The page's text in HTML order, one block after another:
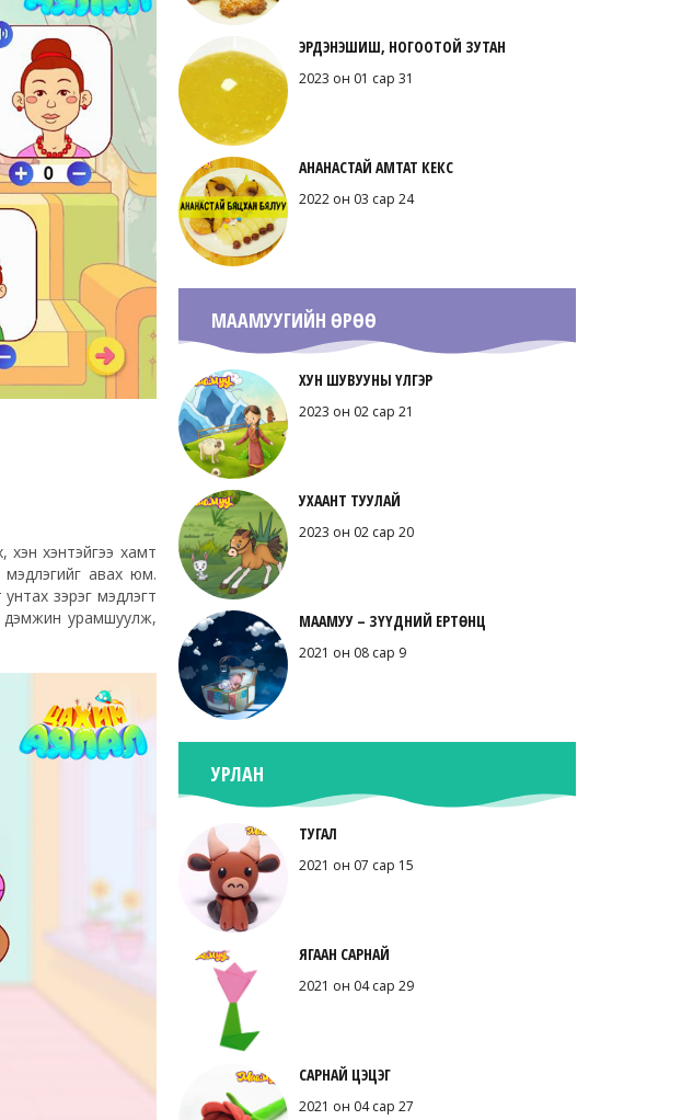
хэн хэнтэйгээ хамт
мэдлэгийг авах юм.
зэрэг мэдлэгт
дэмжин урамшуулж,
ЭРДЭНЭШИШ, НОГООТОЙ ЗУТАН
2023 он 01 сар 31
АНАНАСТАЙ АМТАТ КЕКС
2022 он 03 сар 24
МААМУУГИЙН ӨРӨӨ
ХУН ШУВУУНЫ ҮЛГЭР
2023 он 02 сар 21
УХААНТ ТУУЛАЙ
2023 он 02 сар 20
МААМУУ – ЗҮҮДНИЙ ЕРТӨНЦ
2021 он 08 сар 9
УРЛАН
ТУГАЛ
2021 он 07 сар 15
ЯГААН САРНАЙ
2021 он 04 сар 29
САРНАЙ ЦЭЦЭГ
2021 он 04 сар 27